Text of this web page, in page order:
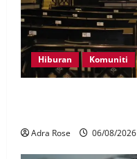
Hiburan Komuniti
Adra Rose 06/08/2026